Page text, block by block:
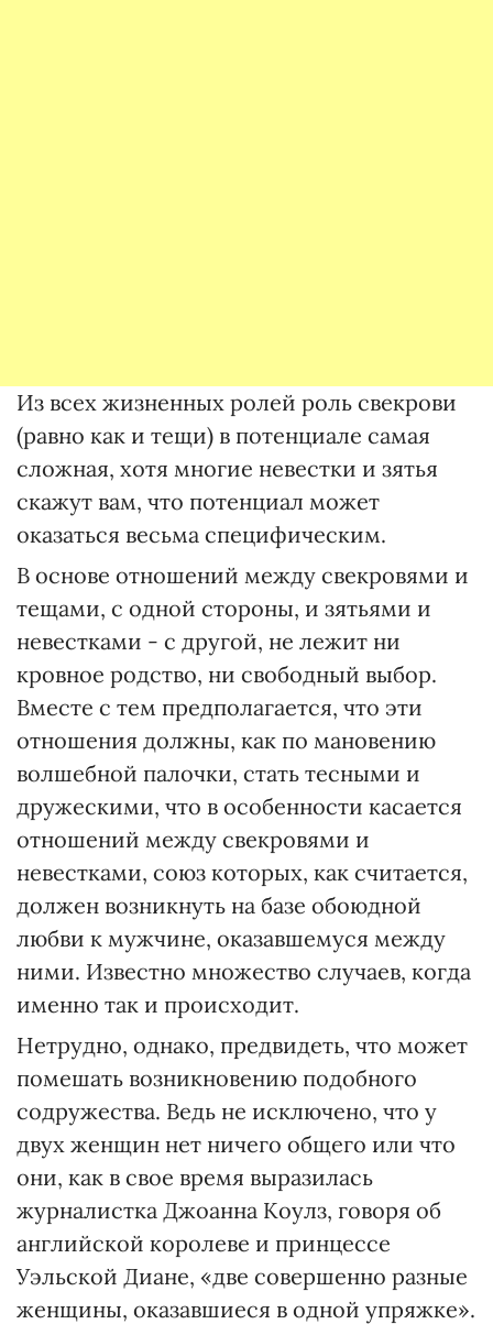
Из всех жизненных ролей роль свекрови
(равно как и тещи) в потенциале самая
сложная, хотя многие невестки и зятья
скажут вам, что потенциал может
оказаться весьма специфическим.
В основе отношений между свекровями и
тещами, с одной стороны, и зятьями и
невестками - с другой, не лежит ни
кровное родство, ни свободный выбор.
Вместе с тем предполагается, что эти
отношения должны, как по мановению
волшебной палочки, стать тесными и
дружескими, что в особенности касается
отношений между свекровями и
невестками, союз которых, как считается,
должен возникнуть на базе обоюдной
любви к мужчине, оказавшемуся между
ними. Известно множество случаев, когда
именно так и происходит.
Нетрудно, однако, предвидеть, что может
помешать возникновению подобного
содружества. Ведь не исключено, что у
двух женщин нет ничего общего или что
они, как в свое время выразилась
журналистка Джоанна Коулз, говоря об
английской королеве и принцессе
Уэльской Диане, «две совершенно разные
женщины, оказавшиеся в одной упряжке».